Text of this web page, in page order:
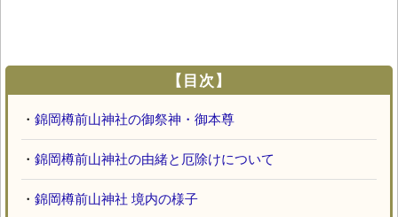
【目次】
・ 錦岡樽前山神社の御祭神・御本尊
・ 錦岡樽前山神社の由緒と厄除けについて
・ 錦岡樽前山神社 境内の様子